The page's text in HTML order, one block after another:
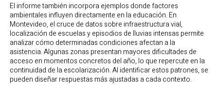
El informe también incorpora ejemplos donde factores
ambientales influyen directamente en la educación. En
Montevideo, el cruce de datos sobre infraestructura vial,
localización de escuelas y episodios de lluvias intensas permite
analizar cómo determinadas condiciones afectan a la
asistencia. Algunas zonas presentan mayores dificultades de
acceso en momentos concretos del año, lo que repercute en la
continuidad de la escolarización. Al identificar estos patrones, se
pueden diseñar respuestas más ajustadas a cada contexto.